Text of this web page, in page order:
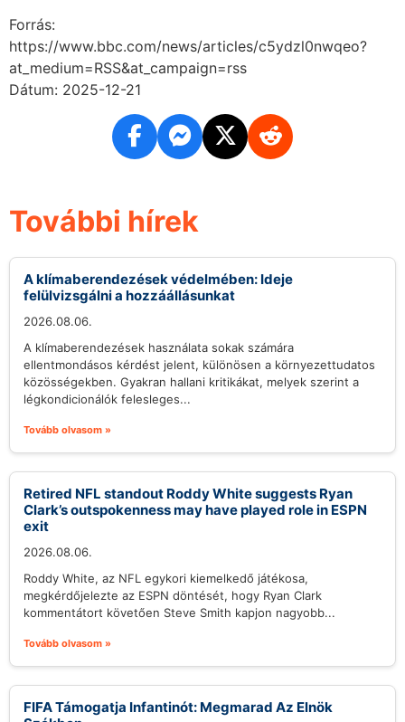
Forrás:
https://www.bbc.com/news/articles/c5ydzl0nwqeo?
at_medium=RSS&at_campaign=rss
Dátum: 2025-12-21
További hírek
A klímaberendezések védelmében: Ideje
felülvizsgálni a hozzáállásunkat
2026.08.06.
A klímaberendezések használata sokak számára
ellentmondásos kérdést jelent, különösen a környezettudatos
közösségekben. Gyakran hallani kritikákat, melyek szerint a
légkondicionálók felesleges...
Tovább olvasom »
Retired NFL standout Roddy White suggests Ryan
Clark’s outspokenness may have played role in ESPN
exit
2026.08.06.
Roddy White, az NFL egykori kiemelkedő játékosa,
megkérdőjelezte az ESPN döntését, hogy Ryan Clark
kommentátort követően Steve Smith kapjon nagyobb...
Tovább olvasom »
FIFA Támogatja Infantinót: Megmarad Az Elnök